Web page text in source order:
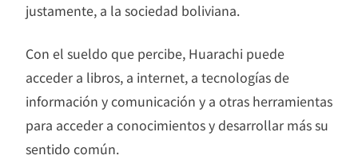
justamente, a la sociedad boliviana.
Con el sueldo que percibe, Huarachi puede
acceder a libros, a internet, a tecnologías de
información y comunicación y a otras herramientas
para acceder a conocimientos y desarrollar más su
sentido común.